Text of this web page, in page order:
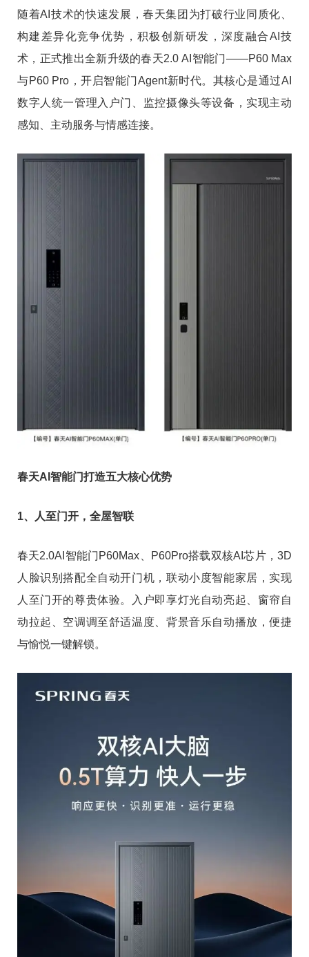
随着AI技术的快速发展，春天集团为打破行业同质化、
构建差异化竞争优势，积极创新研发，深度融合AI技
术，正式推出全新升级的春天2.0 AI智能门——P60 Max
与P60 Pro，开启智能门Agent新时代。其核心是通过AI
数字人统一管理入户门、监控摄像头等设备，实现主动
感知、主动服务与情感连接。
春天AI智能门打造五大核心优势
1、人至门开，全屋智联
春天2.0AI智能门P60Max、P60Pro搭载双核AI芯片，3D
人脸识别搭配全自动开门机，联动小度智能家居，实现
人至门开的尊贵体验。入户即享灯光自动亮起、窗帘自
动拉起、空调调至舒适温度、背景音乐自动播放，便捷
与愉悦一键解锁。